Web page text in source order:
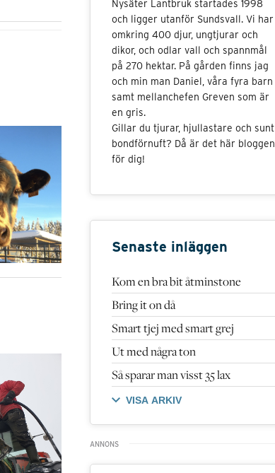
Nysäter Lantbruk startades 1998
och ligger utanför Sundsvall. Vi har
omkring 400 djur, ungtjurar och
dikor, och odlar vall och spannmål
på 270 hektar. På gården finns jag
och min man Daniel, våra fyra barn
samt mellanchefen Greven som är
en gris.
Gillar du tjurar, hjullastare och sunt
bondförnuft? Då är det här bloggen
för dig!
Senaste inläggen
Kom en bra bit åtminstone
Bring it on då
Smart tjej med smart grej
Ut med några ton
Så sparar man visst 35 lax
VISA ARKIV